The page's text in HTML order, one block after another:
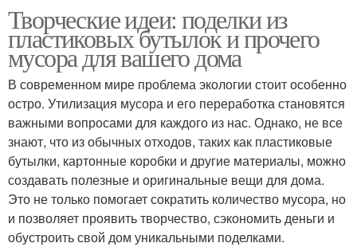
Творческие идеи: поделки из
пластиковых бутылок и прочего
мусора для вашего дома
В современном мире проблема экологии стоит особенно
остро. Утилизация мусора и его переработка становятся
важными вопросами для каждого из нас. Однако, не все
знают, что из обычных отходов, таких как пластиковые
бутылки, картонные коробки и другие материалы, можно
создавать полезные и оригинальные вещи для дома.
Это не только помогает сократить количество мусора, но
и позволяет проявить творчество, сэкономить деньги и
обустроить свой дом уникальными поделками.